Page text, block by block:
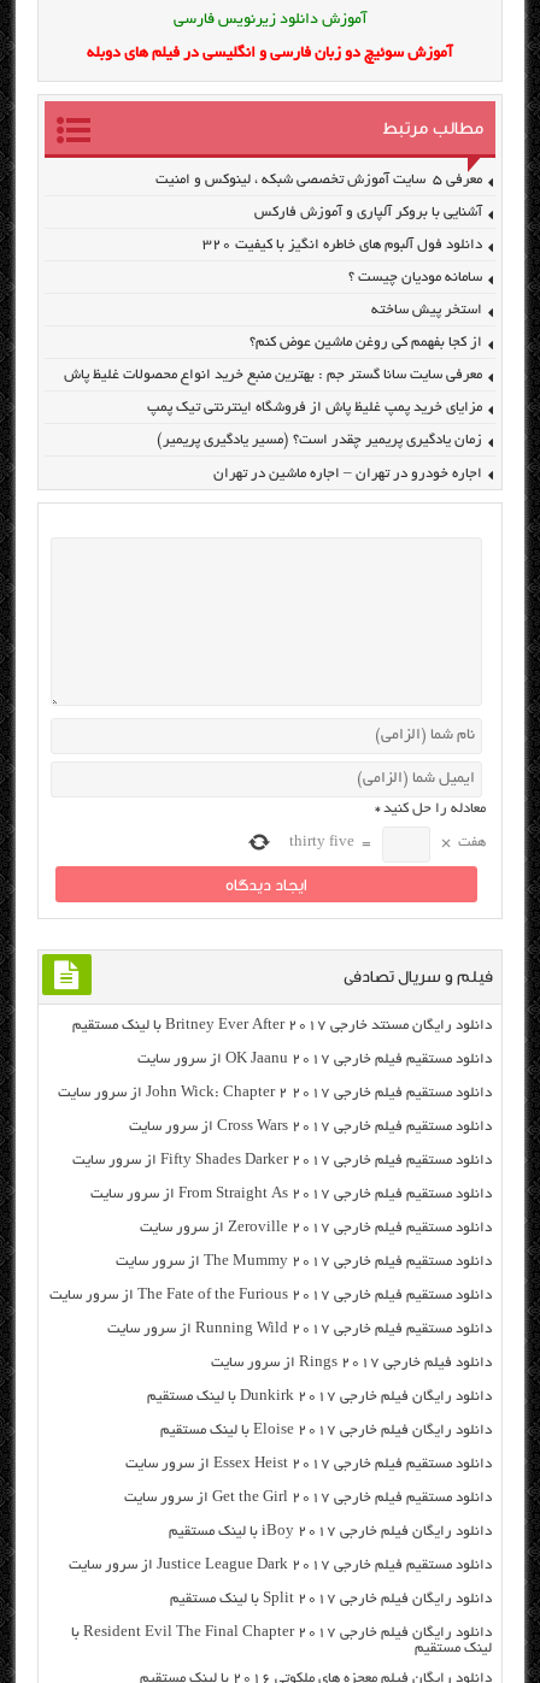
آموزش دانلود زیرنویس فارسی
آموزش سوئیچ دو زبان فارسی و انگلیسی در فیلم های دوبله
مطالب مرتبط
معرفی ۵ سایت آموزش تخصصی شبکه ، لینوکس و امنیت
آشنایی با بروکر آلپاری و آموزش فارکس
دانلود فول آلبوم های خاطره انگیز با کیفیت ۳۲۰
سامانه مودیان چیست ؟
استخر پیش ساخته
از کجا بفهمم کی روغن ماشین عوض کنم؟
معرفی سایت سانا گستر جم : بهترین منبع خرید انواع محصولات غلیظ پاش
مزایای خرید پمپ غلیظ پاش از فروشگاه اینترنتی تیک پمپ
زمان یادگیری پریمیر چقدر است؟ (مسیر یادگیری پریمیر)
اجاره خودرو در تهران – اجاره ماشین در تهران
معادله را حل کنید*
هفت ×
=
thirty five
فیلم و سریال تصادفی
دانلود رایگان مسنتد خارجی Britney Ever After 2017 با لینک مستقیم
دانلود مستقیم فیلم خارجی OK Jaanu 2017 از سرور سایت
دانلود مستقیم فیلم خارجی John Wick: Chapter 2 2017 از سرور سایت
دانلود مستقیم فیلم خارجی Cross Wars 2017 از سرور سایت
دانلود مستقیم فیلم خارجی Fifty Shades Darker 2017 از سرور سایت
دانلود مستقیم فیلم خارجی From Straight As 2017 از سرور سایت
دانلود مستقیم فیلم خارجی Zeroville 2017 از سرور سایت
دانلود مستقیم فیلم خارجی The Mummy 2017 از سرور سایت
دانلود مستقیم فیلم خارجی The Fate of the Furious 2017 از سرور سایت
دانلود مستقیم فیلم خارجی Running Wild 2017 از سرور سایت
دانلود فیلم خارجی Rings 2017 از سرور سایت
دانلود رایگان فیلم خارجی Dunkirk 2017 با لینک مستقیم
دانلود رایگان فیلم خارجی Eloise 2017 با لینک مستقیم
دانلود مستقیم فیلم خارجی Essex Heist 2017 از سرور سایت
دانلود مستقیم فیلم خارجی Get the Girl 2017 از سرور سایت
دانلود رایگان فیلم خارجی iBoy 2017 با لینک مستقیم
دانلود مستقیم فیلم خارجی Justice League Dark 2017 از سرور سایت
دانلود رایگان فیلم خارجی Split 2017 با لینک مستقیم
دانلود رایگان فیلم خارجی Resident Evil The Final Chapter 2017 با
لینک مستقیم
دانلود رایگان فیلم معجزه های ملکوتی ۲۰۱۶ با لینک مستقیم